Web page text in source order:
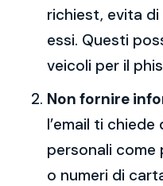
richiest, evita
essi. Questi
veicoli per il
Non fornire
l’email ti
personali come
o numeri di